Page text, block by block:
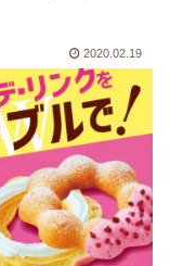
2020.02.19